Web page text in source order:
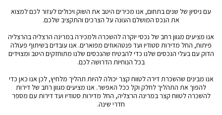
עם ניסיון של שנים בתחום, אנו מכירים היטב את השוק ויכולים לעזור לכם למצוא
את הנכס המושלם העונה על הצרכים והתקציב שלכם.
אנו מציעים מגוון רחב של נכסי יוקרה להשכרה ולמכירה במרינה הרצליה בהרצליה
פיתוח, החל מדירות סטודיו ועד פנטהאוזים מפוארים. אנו עובדים בשיתוף פעולה
הדוק עם בעלי הנכסים שלנו כדי להבטיח שהנכסים שלנו מתוחזקים היטב ומצוידים
בכל הנוחיות הדרושה לכם.
אנו מבינים שהשכרת דירה לטווח קצר יכולה להיות תהליך מלחיץ, לכן אנו כאן כדי
להפוך את התהליך לחלק וקל ככל האפשר. אנו מציעים מגוון רחב של דירות
להשכרה לטווח קצר במרינה הרצליה, החל מדירות סטודיו ועד דירות עם מספר
חדרי שינה.